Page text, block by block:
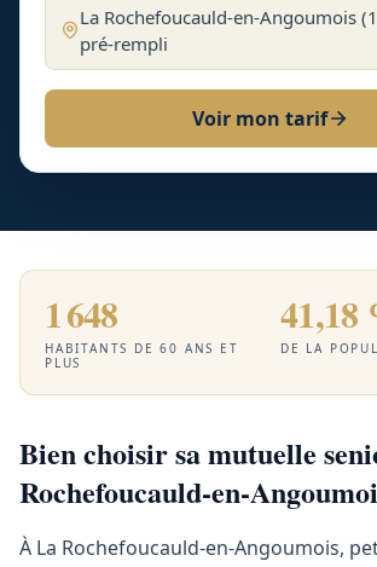
La Rochefoucauld-en-Angoumois (
pré-rempli
Voir mon tarif
1 648
HABITANTS DE 60 ANS ET
PLUS
41,18
DE LA
Bien choisir sa mutuelle
Rochefoucauld-en-
À La Rochefoucauld-en-Angoumois,